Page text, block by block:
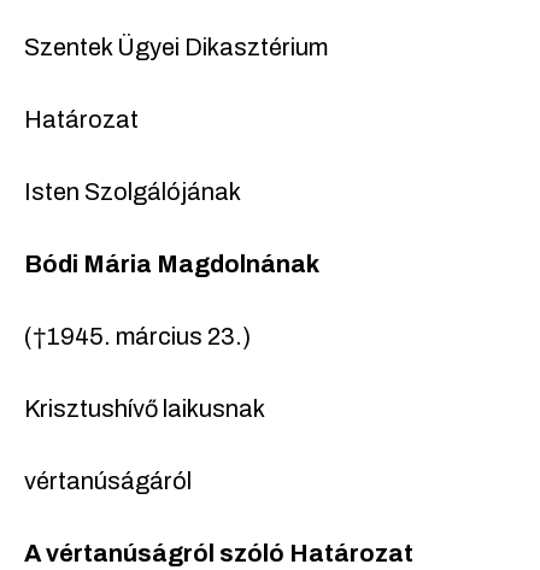
Szentek Ügyei Dikasztérium
Határozat
Isten Szolgálójának
Bódi Mária Magdolnának
(†1945. március 23.)
Krisztushívő laikusnak
vértanúságáról
A vértanúságról szóló Határozat